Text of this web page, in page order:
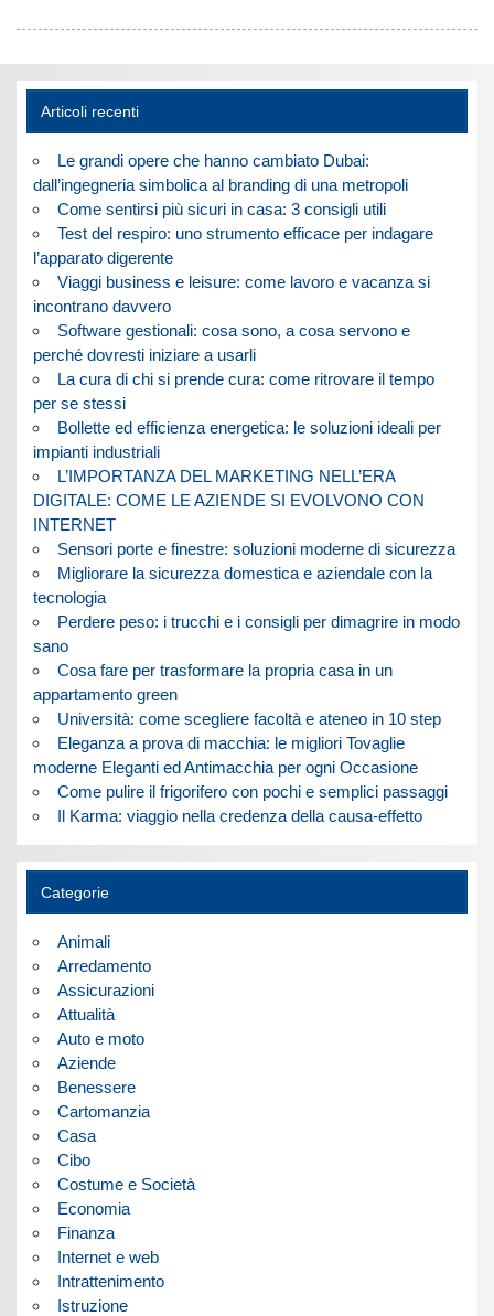
Articoli recenti
Le grandi opere che hanno cambiato Dubai:
dall’ingegneria simbolica al branding di una metropoli
Come sentirsi più sicuri in casa: 3 consigli utili
Test del respiro: uno strumento efficace per indagare
l’apparato digerente
Viaggi business e leisure: come lavoro e vacanza si
incontrano davvero
Software gestionali: cosa sono, a cosa servono e
perché dovresti iniziare a usarli
La cura di chi si prende cura: come ritrovare il tempo
per se stessi
Bollette ed efficienza energetica: le soluzioni ideali per
impianti industriali
L’IMPORTANZA DEL MARKETING NELL’ERA
DIGITALE: COME LE AZIENDE SI EVOLVONO CON
INTERNET
Sensori porte e finestre: soluzioni moderne di sicurezza
Migliorare la sicurezza domestica e aziendale con la
tecnologia
Perdere peso: i trucchi e i consigli per dimagrire in modo
sano
Cosa fare per trasformare la propria casa in un
appartamento green
Università: come scegliere facoltà e ateneo in 10 step
Eleganza a prova di macchia: le migliori Tovaglie
moderne Eleganti ed Antimacchia per ogni Occasione
Come pulire il frigorifero con pochi e semplici passaggi
Il Karma: viaggio nella credenza della causa-effetto
Categorie
Animali
Arredamento
Assicurazioni
Attualità
Auto e moto
Aziende
Benessere
Cartomanzia
Casa
Cibo
Costume e Società
Economia
Finanza
Internet e web
Intrattenimento
Istruzione